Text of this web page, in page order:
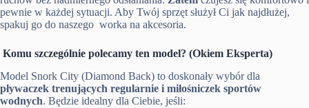
pewnie w każdej sytuacji. Aby Twój sprzęt służył Ci jak najdłużej,
spakuj go do naszego worka na akcesoria.
Komu szczególnie polecamy ten model? (Okiem Eksperta)
Model Snork City (Diamond Back) to doskonały wybór dla
pływaczek trenujących regularnie i miłośniczek sportów
wodnych. Będzie idealny dla Ciebie, jeśli: